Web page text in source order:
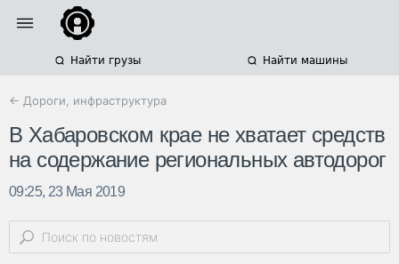
Найти грузы Найти машины
← Дороги, инфраструктура
В Хабаровском крае не хватает средств
на содержание региональных автодорог
09:25, 23 Мая 2019